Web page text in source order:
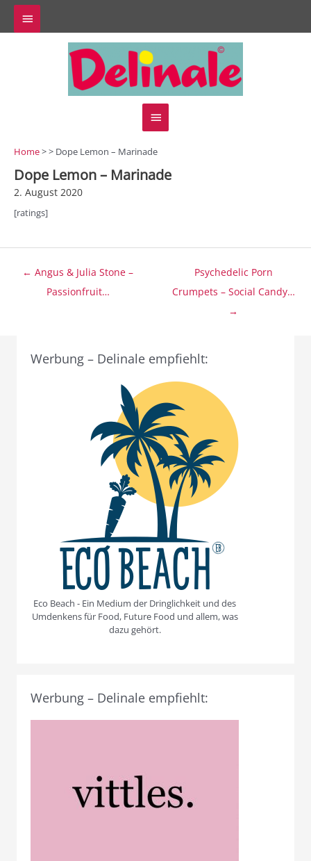
Zum
Inhalt
springen
Above
Hauptmenü
Home> > Dope Lemon – Marinade
Dope Lemon – Marinade
2. August 2020
[ratings]
Beitragsnavigation
← Angus & Julia Stone –
Passionfruit…
Psychedelic Porn
Crumpets – Social Candy…
→
Werbung – Delinale empfiehlt:
Eco Beach - Ein Medium der Dringlichkeit und des
Umdenkens für Food, Future Food und allem, was
dazu gehört.
Werbung – Delinale empfiehlt: